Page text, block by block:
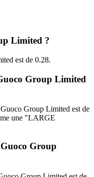
Limited ?
est de 0.28.
Group Limited
Group Limited est de
une "LARGE
Group